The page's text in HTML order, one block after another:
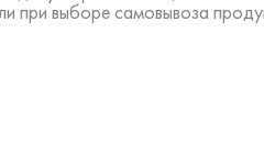
при выборе самовывоза